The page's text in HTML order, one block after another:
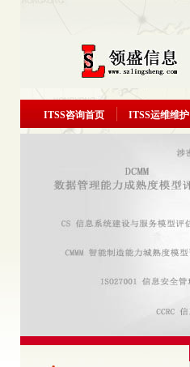
ITSS咨询首页 ITSS运维维护